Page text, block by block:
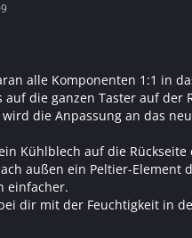
alle Komponenten 1:1 in
auf die ganzen Taster auf der
die Anpassung an das
Kühlblech auf die Rückseite
außen ein Peltier-Element
einfacher.
dir mit der Feuchtigkeit in